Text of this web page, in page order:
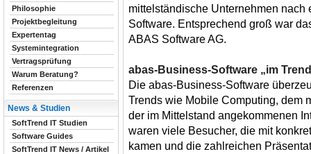
mittelständische Unternehmen
Software. Entsprechend groß war
ABAS Software AG.
abas-Business-Software „im
Die abas-Business-Software
Trends wie Mobile Computing, dem
der im Mittelstand angekommenen
waren viele Besucher, die mit
kamen und die zahlreichen
Philosophie
Projektbegleitung
Expertentag
Systemintegration
Vertragsprüfung
Warum Beratung?
Referenzen
News & Studien
SoftTrend IT Studien
Software Guides
SoftTrend IT News / Artikel